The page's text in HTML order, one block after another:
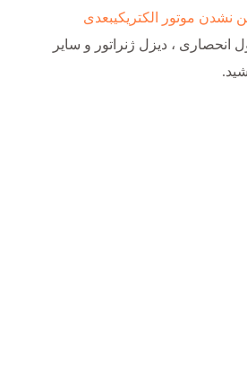
بعدی
، دیزل ژنراتور و سایر